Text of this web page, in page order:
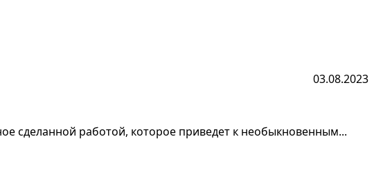
03.08.2023
сделанной работой, которое приведет к необыкновенным...